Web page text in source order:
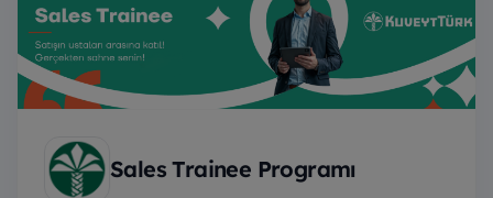
Sales Trainee Programı